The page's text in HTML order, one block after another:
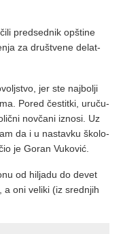
pred­sed­nik op­šti­ne
za dru­štve­ne de­lat­
jer ste naj­bo­lji
Po­red če­stit­ki, uru­ču­
nov­ča­ni iz­no­si. Uz
da i u na­stav­ku ško­lo­
je Go­ran Vu­ko­vić.
od hi­lja­du do de­vet
a oni ve­li­ki (iz sred­njih